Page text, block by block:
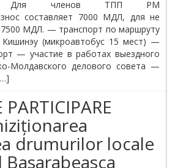
Для членов ТПП РМ
составляет 7000 МДЛ, для не
МДЛ. — транспорт по маршруту
(микроавтобус 15 мест) —
— участие в работах выездного
Молдавского делового совета —
drumurilor locale